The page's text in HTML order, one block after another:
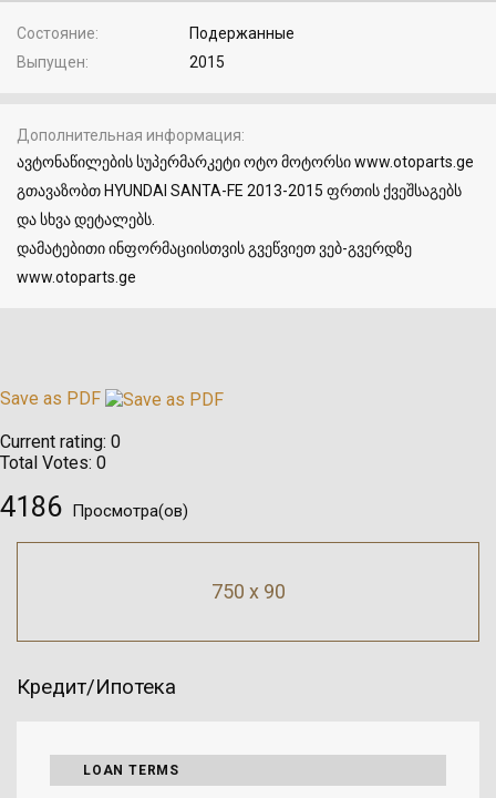
Состояние
Подержанные
Выпущен
2015
Дополнительная информация
ავტონაწილების სუპერმარკეტი ოტო მოტორსი www.otoparts.ge
გთავაზობთ HYUNDAI SANTA-FE 2013-2015 ფრთის ქვეშსაგებს
და სხვა დეტალებს.
დამატებითი ინფორმაციისთვის გვეწვიეთ ვებ-გვერდზე
www.otoparts.ge
Save as PDF
Current rating: 0
Total Votes: 0
4186 Просмотра(ов)
750 x 90
Кредит/Ипотека
LOAN TERMS